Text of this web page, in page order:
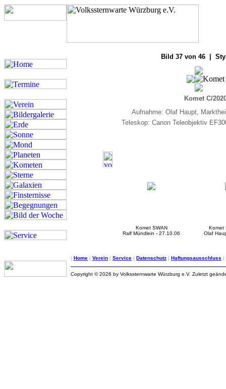
Bild 37 von 46 |
Komet C/
Aufnahme: Olaf Haupt,
Teleskop: Canon Teleobjektiv
Komet SWAN
Ralf Mündlein - 27.10.06
Komet
Olaf
| Home | Verein | Service | Datenschutz | Haftungsausschluss |
Copyright © 2026 by Volkssternwarte Würzburg e.V. Zuletzt